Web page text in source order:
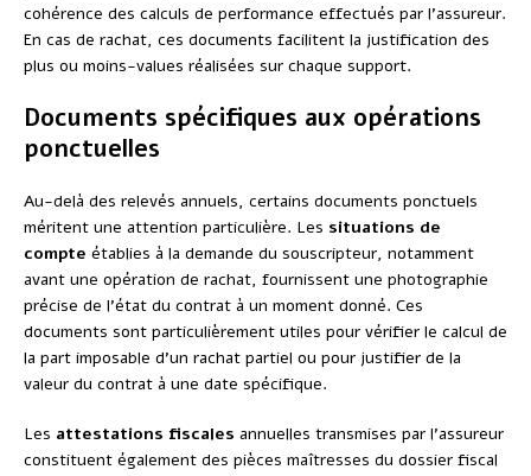
cohérence des calculs de performance effectués par l’assureur.
En cas de rachat, ces documents facilitent la justification des
plus ou moins-values réalisées sur chaque support.
Documents spécifiques aux opérations
ponctuelles
Au-delà des relevés annuels, certains documents ponctuels
méritent une attention particulière. Les situations de
compte établies à la demande du souscripteur, notamment
avant une opération de rachat, fournissent une photographie
précise de l’état du contrat à un moment donné. Ces
documents sont particulièrement utiles pour vérifier le calcul de
la part imposable d’un rachat partiel ou pour justifier de la
valeur du contrat à une date spécifique.
Les attestations fiscales annuelles transmises par l’assureur
constituent également des pièces maîtresses du dossier fiscal